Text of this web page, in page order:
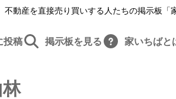
不動産を直接売り買いする人たちの掲示板「
投稿 掲示板を見る 家いちばと